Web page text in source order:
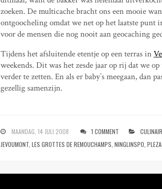
zoeken. De multicache bracht ons een mooie
ontgoocheling omdat we net op het laatste punt
voor de mensen die nog nooit aan geocaching
Tijdens het afsluitende etentje op een terras in
weekends. Dit was het zesde jaar op rij dat we
verder te zetten. En als er baby’s meegaan, dan
gezellig samenzijn.
MAANDAG, 14 JULI 2008 1 COMMENT CULINAIR
JEVOUMONT ,LES GROTTES DE REMOUCHAMPS ,NINGLINSPO ,